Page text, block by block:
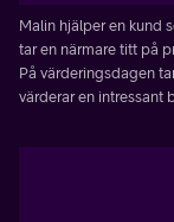
Malin hjälper en kund
tar en närmare titt på
På värderingsdagen
värderar en intressant